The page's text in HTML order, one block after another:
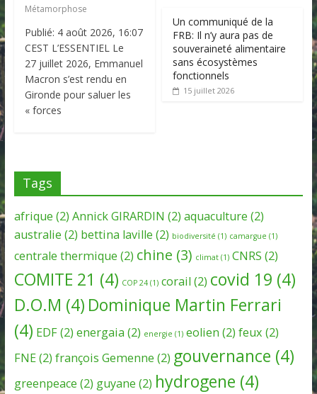
Métamorphose
Publié: 4 août 2026, 16:07
CEST L’ESSENTIEL Le
27 juillet 2026, Emmanuel
Macron s’est rendu en
Gironde pour saluer les
« forces
Un communiqué de la
FRB: Il n’y aura pas de
souveraineté alimentaire
sans écosystèmes
fonctionnels
15 juillet 2026
Tags
afrique (2) Annick GIRARDIN (2) aquaculture (2)
australie (2) bettina laville (2) biodiversité (1) camargue (1)
centrale thermique (2) chine (3) climat(1) CNRS (2)
COMITE 21 (4) COP 24(1) corail (2) covid 19 (4)
D.O.M (4) Dominique Martin Ferrari
(4) EDF(2) energaia (2) energie (1) eolien (2) feux (2)
FNE(2) françois Gemenne (2) gouvernance (4)
greenpeace (2) guyane (2) hydrogene (4)